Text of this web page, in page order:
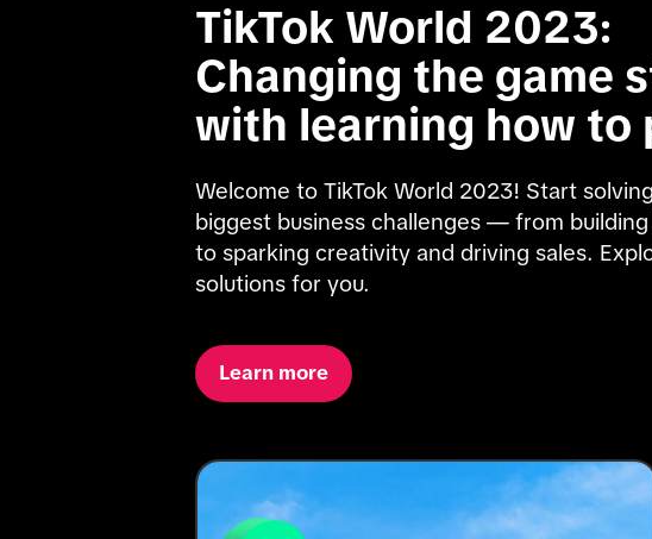
TikTok World 2023:
Changing the game
with learning how to
Welcome to TikTok World 2023! Start
biggest business challenges — from
to sparking creativity and driving sales.
solutions for you.
Learn more